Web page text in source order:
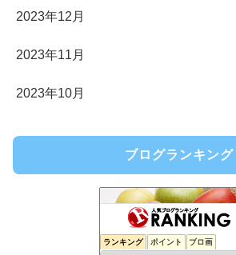
2023年12月
2023年11月
2023年10月
ブログランキング
ランキング ポイント ブロ画